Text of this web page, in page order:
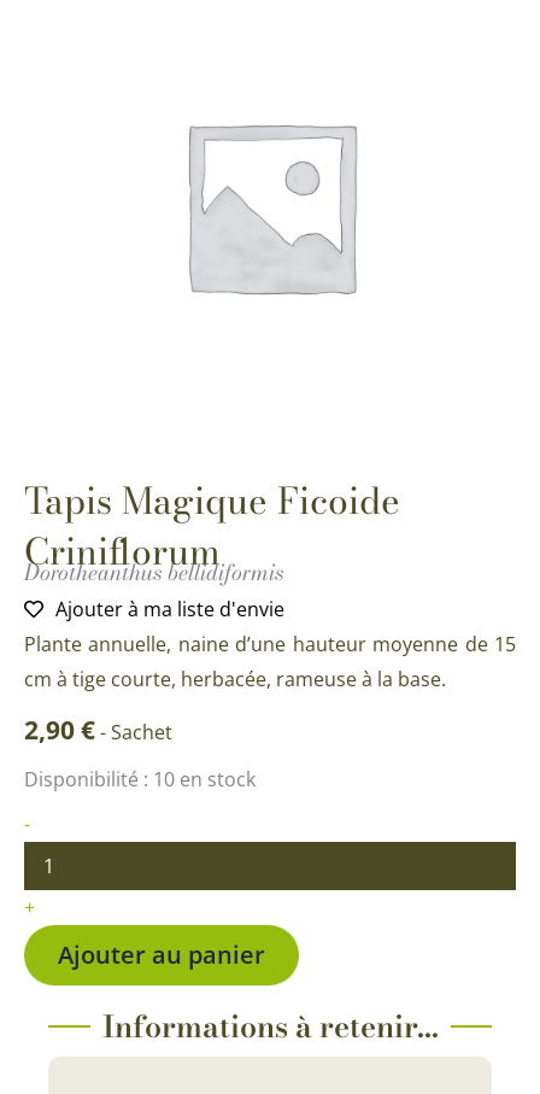
Tapis Magique Ficoide
Criniflorum
Dorotheanthus bellidiformis
Ajouter à ma liste d'envie
Plante annuelle, naine d’une hauteur moyenne de 15
cm à tige courte, herbacée, rameuse à la base.
2,90€-Sachet
Disponibilité : 10 en stock
-
quantité
Tapis
Magique
Ficoide
Criniflorum
+
Ajouter au panier
Informations à retenir...